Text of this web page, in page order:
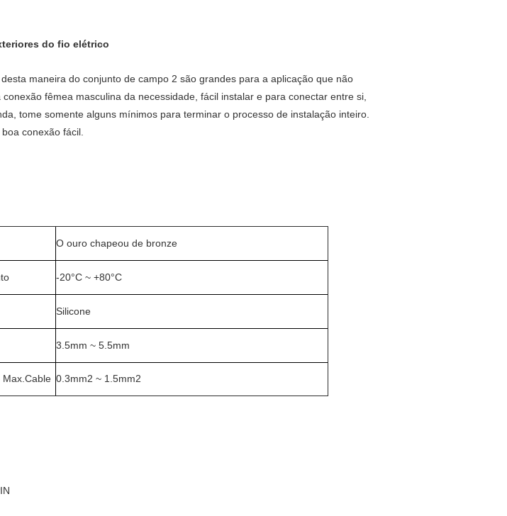
do fio elétrico
maneira do conjunto de campo 2 são grandes para a aplicação que não
fêmea masculina da necessidade, fácil instalar e para conectar entre si,
tome somente alguns mínimos para terminar o processo de instalação inteiro.
conexão fácil.
O ouro chapeou de bronze
-20°C ~ +80°C
Silicone
3.5mm ~ 5.5mm
0.3mm2 ~ 1.5mm2